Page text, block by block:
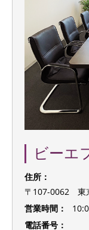
ビーエ
住所：
〒107-0062 東
営業時間：
電話番号：